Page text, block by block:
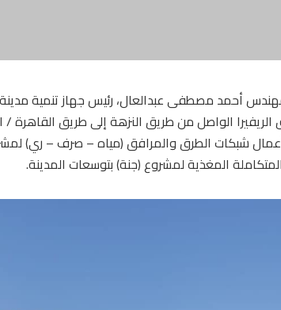
أحمد مصطفى عبدالعال، رئيس جهاز تنمية مدينة
الريفيرا الواصل من طريق النزهة إلى طريق
شبكات الطرق والمرافق (مياه – صرف – ري)
المتكاملة المغذية لمشروع (جنة) بتوسعات المدينة.